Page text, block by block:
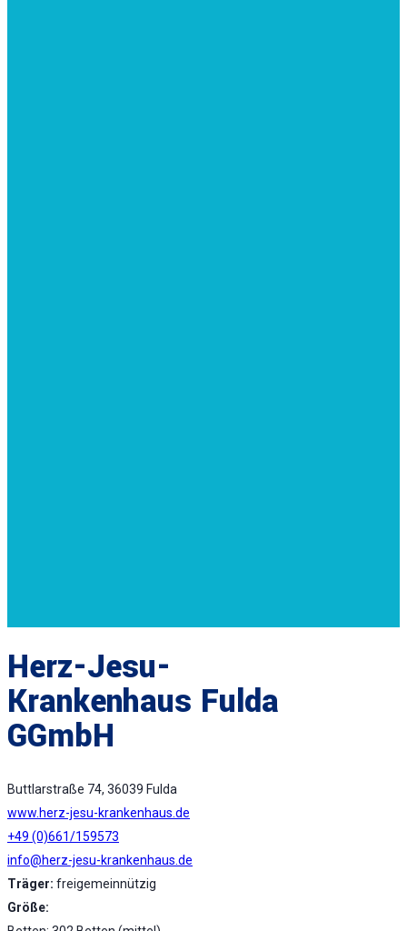
Herz-Jesu-
Krankenhaus Fulda
GGmbH
Buttlarstraße 74, 36039 Fulda
www.herz-jesu-krankenhaus.de
+49 (0)661/159573
info@herz-jesu-krankenhaus.de
Träger: freigemeinnützig
Größe: